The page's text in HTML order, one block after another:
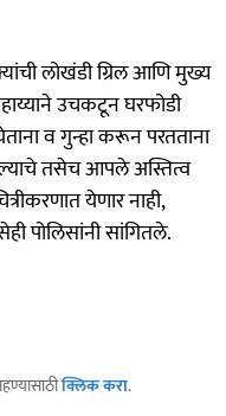
लोखंडी ग्रिल आणि मुख्य
उचकटून घरफोडी
व गुन्हा करून परतताना
तसेच आपले अस्तित्व
येणार नाही,
पोलिसांनी सांगितले.
क्लिक करा.